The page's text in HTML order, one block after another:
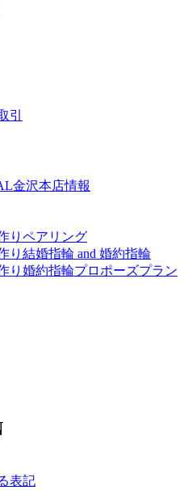
引
金沢本店情報
りペアリング
り結婚指輪 and 婚約指輪
り婚約指輪プロポーズプラン
表記